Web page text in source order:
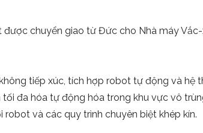
chuyển giao từ Đức cho Nhà máy Vắc-
tiếp xúc, tích hợp robot tự động và hệ
đa hóa tự động hóa trong khu vực vô
và các quy trình chuyên biệt khép kín.